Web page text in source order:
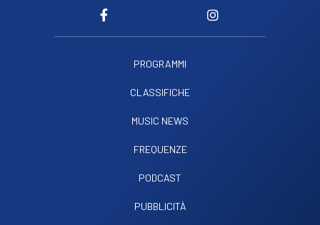
PROGRAMMI
CLASSIFICHE
MUSIC NEWS
FREQUENZE
PODCAST
PUBBLICITÀ